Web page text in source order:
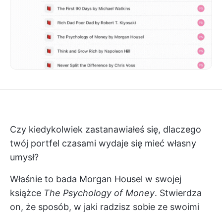
Czy kiedykolwiek zastanawiałeś się, dlaczego
twój portfel czasami wydaje się mieć własny
umysł?
Właśnie to bada Morgan Housel w swojej
książce The Psychology of Money. Stwierdza
on, że sposób, w jaki radzisz sobie ze swoimi